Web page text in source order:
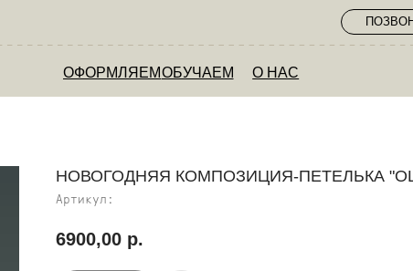
О НАС
ОФОРМЛЯЕМ ОБУЧАЕМ
НОВОГОДНЯЯ КОМПОЗИЦИЯ-ПЕТЕЛЬКА
Артикул:
6900,00 р.